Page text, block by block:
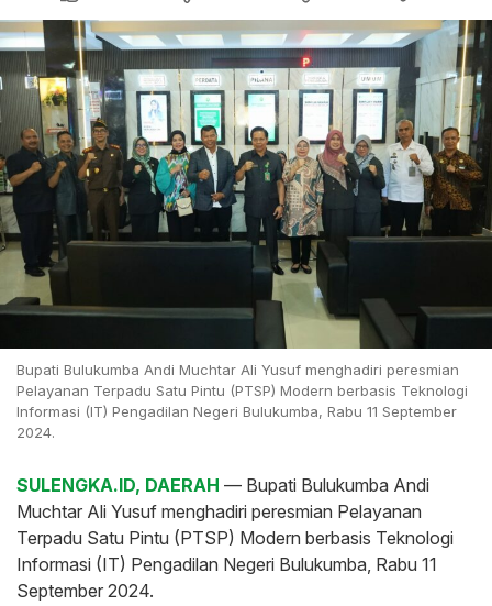
Bupati Bulukumba Andi Muchtar Ali Yusuf menghadiri peresmian
Pelayanan Terpadu Satu Pintu (PTSP) Modern berbasis Teknologi
Informasi (IT) Pengadilan Negeri Bulukumba, Rabu 11 September
2024.
SULENGKA.ID, DAERAH — Bupati Bulukumba Andi
Muchtar Ali Yusuf menghadiri peresmian Pelayanan
Terpadu Satu Pintu (PTSP) Modern berbasis Teknologi
Informasi (IT) Pengadilan Negeri Bulukumba, Rabu 11
September 2024.